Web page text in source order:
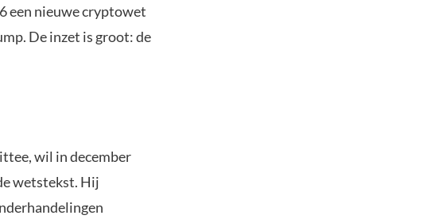
een nieuwe cryptowet
De inzet is groot: de
wil in december
wetstekst. Hij